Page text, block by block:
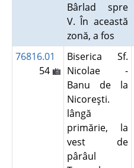
Bârlad spre
V. În această
zonă, a fos
76816.01
54
Biserica Sf.
Nicolae -
Banu de la
Nicoreşti.
lângă
primărie, la
vest de
pârâul